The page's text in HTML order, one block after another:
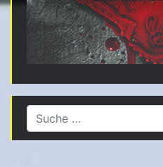
Suche nach: